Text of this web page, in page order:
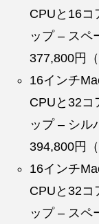
CPUと16コ
ップ – スペ
377,800円（
16インチ
CPUと32コ
ップ – シル
394,800円（
16インチ
CPUと32コ
ップ – スペ